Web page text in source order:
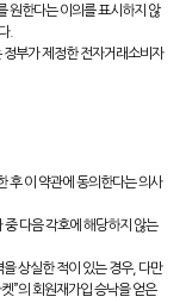
원한다는 이의를 표시하지 않
.
부가 제정한 전자거래소비자
후 이 약관에 동의한다는 의사
중 다음 각호에 해당하지 않는
상실한 적이 있는 경우, 다만
”의 회원재가입 승낙을 얻은